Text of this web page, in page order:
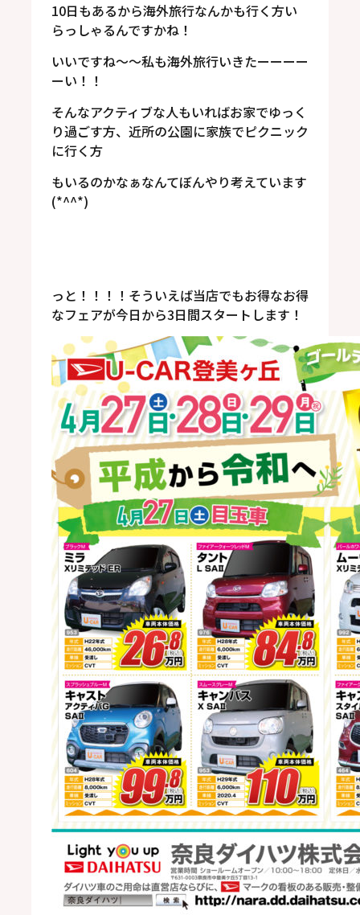
10日もあるから海外旅行なんかも行く方い
らっしゃるんですかね！
いいですね～～私も海外旅行いきたーーーー
ーい！！
そんなアクティブな人もいればお家でゆっく
り過ごす方、近所の公園に家族でピクニック
に行く方
もいるのかなぁなんてぼんやり考えています
(*^^*)
っと！！！！そういえば当店でもお得なお得
なフェアが今日から3日間スタートします！